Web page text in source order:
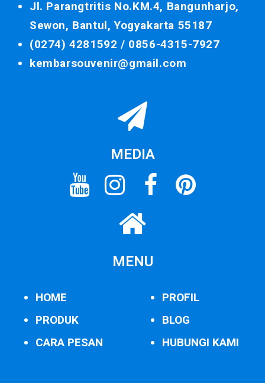
Jl. Parangtritis No.KM.4, Bangunharjo,
Sewon, Bantul, Yogyakarta 55187
(0274) 4281592 / 0856-4315-7927
kembarsouvenir@gmail.com
MEDIA
MENU
HOME
PRODUK
CARA PESAN
PROFIL
BLOG
HUBUNGI KAMI